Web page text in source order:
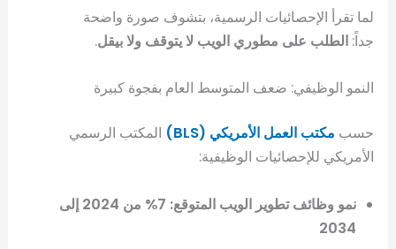
لما تقرأ الإحصائيات الرسمية، بتشوف صورة واضحة
جداً:الطلب على مطوري الويب لا يتوقف ولا بيقل.
النمو الوظيفي: ضعف المتوسط العام بفجوة كبيرة
حسب مكتب العمل الأمريكي (BLS)
المكتب الرسمي
الأمريكي للإحصائيات الوظيفية:
نمو وظائف تطوير الويب المتوقع: 7% من 2024 إلى
2034